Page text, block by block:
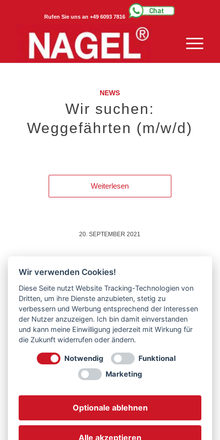
Rufen Sie uns an +49 6093 7816
NEWS
Wir suchen:
Weggefährten (m/w/d)
Weiterlesen
20. SEPTEMBER 2021
NEWS
Wanted: Recycling
Superhero (/m/w/d)
Weiterlesen
Wir verwenden Cookies!
Diese Seite nutzt Website Tracking-Technologien von
Dritten, um ihre Dienste anzubieten, stetig zu
verbessern und Werbung entsprechend der Interessen
der Nutzer anzuzeigen. Ich bin damit einverstanden
und kann meine Einwilligung jederzeit mit Wirkung für
die Zukunft widerrufen oder ändern.
Notwendig
Funktional
Marketing
Optionale ablehnen
Alle akzeptieren